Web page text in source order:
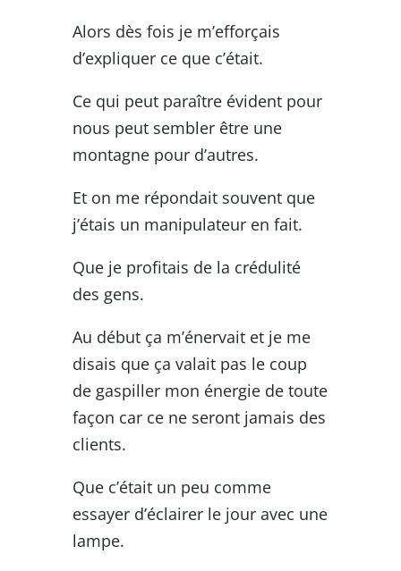
Alors dès fois je m’efforçais
d’expliquer ce que c’était.
Ce qui peut paraître évident pour
nous peut sembler être une
montagne pour d’autres.
Et on me répondait souvent que
j’étais un manipulateur en fait.
Que je profitais de la crédulité
des gens.
Au début ça m’énervait et je me
disais que ça valait pas le coup
de gaspiller mon énergie de toute
façon car ce ne seront jamais des
clients.
Que c’était un peu comme
essayer d’éclairer le jour avec une
lampe.